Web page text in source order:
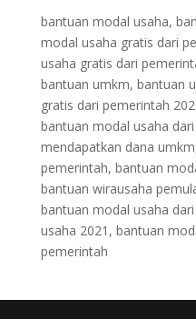
bantuan modal usaha,
modal usaha gratis dari
usaha gratis dari
bantuan umkm, bantuan
gratis dari pemerintah
bantuan modal usaha
mendapatkan dana
pemerintah, bantuan
bantuan wirausaha
bantuan modal usaha
usaha 2021, bantuan
pemerintah